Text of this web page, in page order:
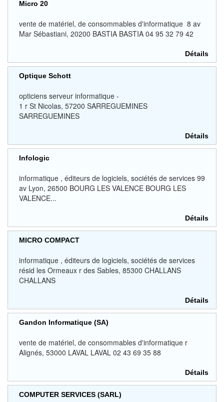
Micro 20
vente de matériel, de consommables d'informatique 8 av
Mar Sébastiani, 20200 BASTIA BASTIA 04 95 32 79 42
Détails
Optique Schott
opticiens serveur informatique -
1 r St Nicolas, 57200 SARREGUEMINES
SARREGUEMINES
Détails
Infologic
informatique , éditeurs de logiciels, sociétés de services 99
av Lyon, 26500 BOURG LES VALENCE BOURG LES
VALENCE...
Détails
MICRO COMPACT
informatique , éditeurs de logiciels, sociétés de services
résid les Ormeaux r des Sables, 85300 CHALLANS
CHALLANS
Détails
Gandon Informatique (SA)
vente de matériel, de consommables d'informatique r
Alignés, 53000 LAVAL LAVAL 02 43 69 35 88
Détails
COMPUTER SERVICES (SARL)